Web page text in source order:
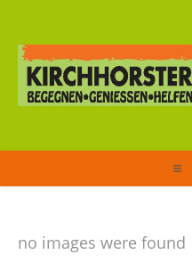
no images were found